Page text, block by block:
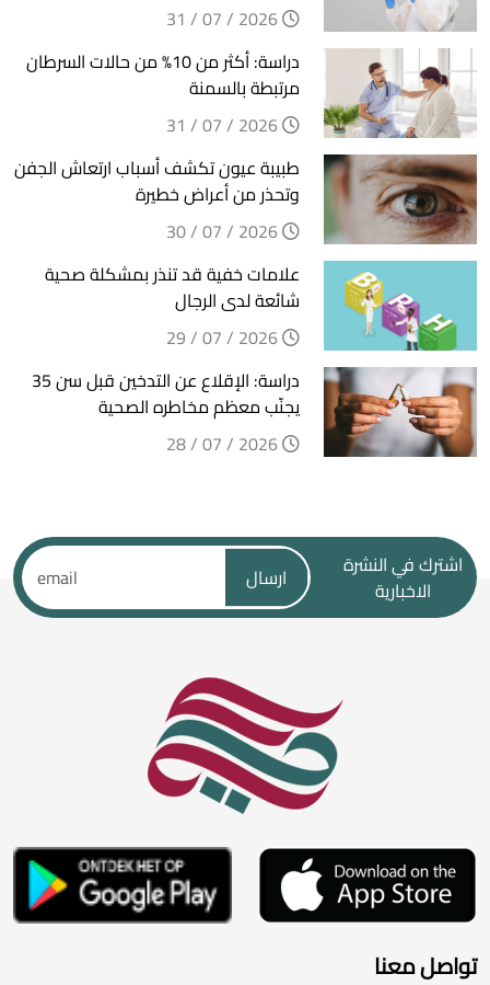
دراسة: أكثر من 10% من حالات السرطان
مرتبطة بالسمنة
طبيبة عيون تكشف أسباب ارتعاش الجفن
وتحذر من أعراض خطيرة
علامات خفية قد تنذر بمشكلة صحية
شائعة لدى الرجال
دراسة: الإقلاع عن التدخين قبل سن 35
يجنّب معظم مخاطره الصحية
اشترك في النشرة
الاخبارية
ارسال
تواصل معنا